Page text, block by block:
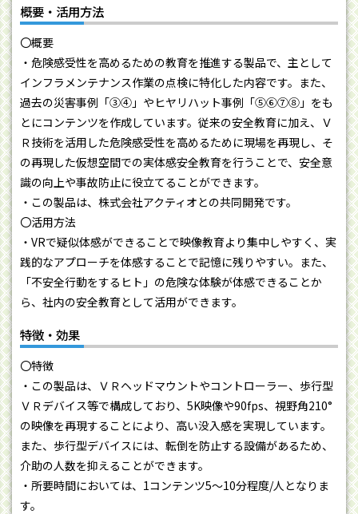
概要・活用方法
〇概要
・危険感受性を高めるための教育を推進する製品で、主として
インフラメンテナンス作業の点検に特化した内容です。また、
過去の災害事例「③④」やヒヤリハット事例「⑤⑥⑦⑧」をも
とにコンテンツを作成しています。従来の安全教育に加え、Ｖ
Ｒ技術を活用した危険感受性を高めるために現場を再現し、そ
の再現した仮想空間での実体感安全教育を行うことで、安全意
識の向上や事故防止に役立てることができます。
・この製品は、株式会社アクティオとの共同開発です。
〇活用方法
・VRで疑似体感ができることで映像教育より集中しやすく、実
践的なアプローチを体感することで記憶に残りやすい。また、
「不安全行動をするヒト」の危険な体験が体感できることか
ら、社内の安全教育として活用ができます。
特徴・効果
〇特徴
・この製品は、ＶＲヘッドマウントやコントローラー、歩行型
ＶＲデバイス等で構成しており、5K映像や90fps、視野角210°
の映像を再現することにより、高い没入感を実現しています。
また、歩行型デバイスには、転倒を防止する設備があるため、
介助の人数を抑えることができます。
・所要時間においては、1コンテンツ5～10分程度/人となりま
す。